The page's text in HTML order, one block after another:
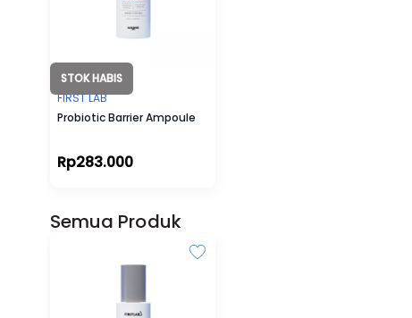
STOK HABIS
FIRST LAB
Probiotic Barrier Ampoule
Rp283.000
Semua Produk